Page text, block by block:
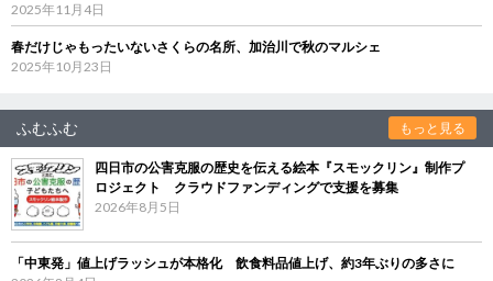
2025年11月4日
春だけじゃもったいないさくらの名所、加治川で秋のマルシェ
2025年10月23日
ふむふむ もっと見る
四日市の公害克服の歴史を伝える絵本『スモックリン』制作プ
ロジェクト クラウドファンディングで支援を募集
2026年8月5日
「中東発」値上げラッシュが本格化 飲食料品値上げ、約3年ぶりの多さに